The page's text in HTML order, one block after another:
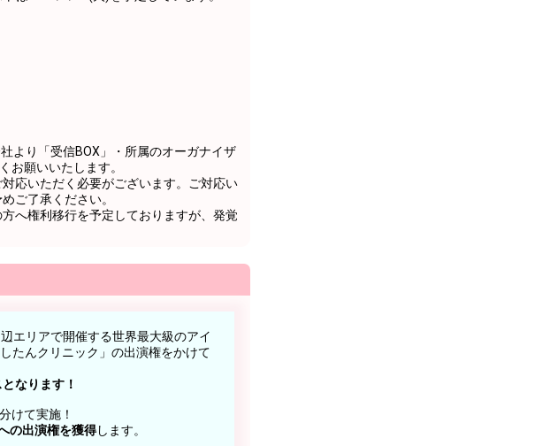
より「受信BOX」・所属のオーガナイザ
お願いいたします。
応いただく必要がございます。ご対応い
ご了承ください。
へ権利移行を予定しておりますが、発覚
エリアで開催する世界最大級のアイ
たんクリニック」の出演権をかけて
なります！
けて実施！
の出演権を獲得します。